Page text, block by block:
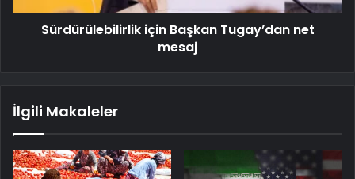
Sürdürülebilirlik için Başkan Tugay’dan net
mesaj
İlgili Makaleler